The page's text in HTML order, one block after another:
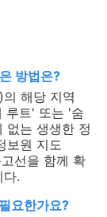
방법은?
해당 지역
루트' 또는 '숨
없는 생생한 정
보원 지도
선을 함께 확
다.
요한가요?